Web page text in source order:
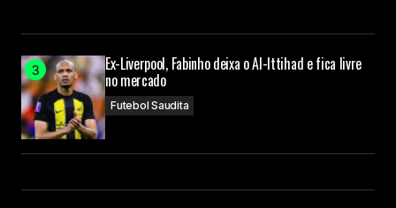
Ex-Liverpool, Fabinho deixa o Al-Ittihad e fica livre
no mercado
Futebol Saudita